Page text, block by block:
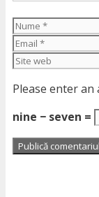
Nume
Please enter an
nine − seven =